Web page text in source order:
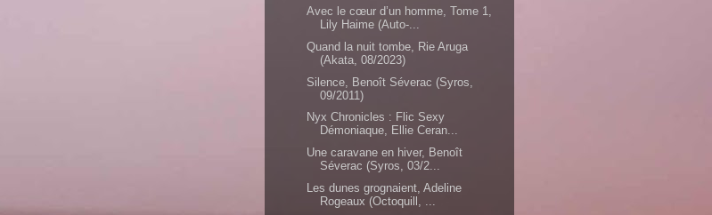
Avec le cœur d’un homme, Tome 1,
Lily Haime (Auto-...
Quand la nuit tombe, Rie Aruga
(Akata, 08/2023)
Silence, Benoît Séverac (Syros,
09/2011)
Nyx Chronicles : Flic Sexy
Démoniaque, Ellie Ceran...
Une caravane en hiver, Benoît
Séverac (Syros, 03/2...
Les dunes grognaient, Adeline
Rogeaux (Octoquill, ...